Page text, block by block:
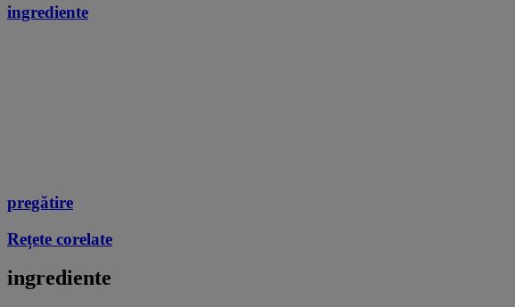
ingrediente
pregătire
Rețete corelate
ingrediente